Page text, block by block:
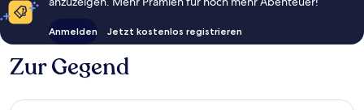
Anmelden Jetzt kostenlos registrieren
Zur Gegend